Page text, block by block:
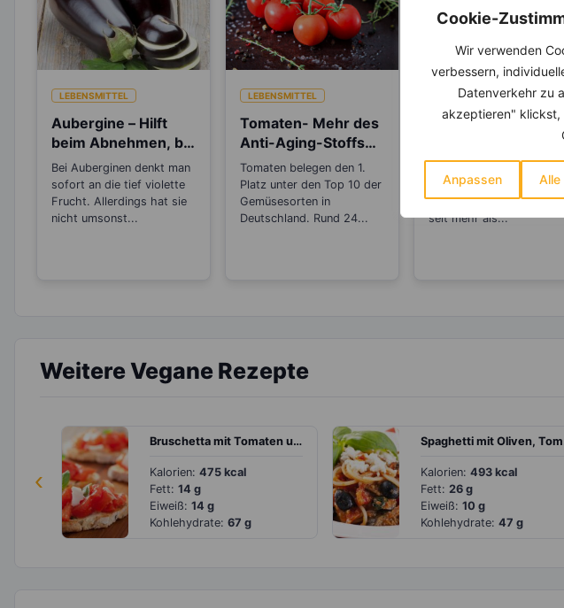
Cookie-
Wir verwenden
verbessern,
Datenverkehr zu
akzeptieren" klickst,
Anpassen Alle
LEBENSMITTEL
Aubergine – Hilft
beim Abnehmen, bei
Müdigkeit und
Stress
Bei Auberginen denkt man
sofort an die tief violette
Frucht. Allerdings hat sie
nicht umsonst...
LEBENSMITTEL
Tomaten- Mehr des
Anti-Aging-Stoffs
Lycopin durchs
Einkochen?
Tomaten belegen den 1.
Platz unter den Top 10 der
Gemüsesorten in
Deutschland. Rund 24...
LEBENSMITTEL
Zwiebel –
Antibiotikum und
„Wunder“-
Pflanzenart und gehört
der Gattung Lauch.
seit mehr als...
Weitere Vegane Rezepte
‹
Bruschetta mit Tomaten und Parmezzano
Kalorien: 475 kcal
Fett: 14 g
Eiweiß: 14 g
Kohlehydrate: 67 g
Kalorien: 493 kcal
Fett: 26 g
Eiweiß: 10 g
Kohlehydrate: 47 g